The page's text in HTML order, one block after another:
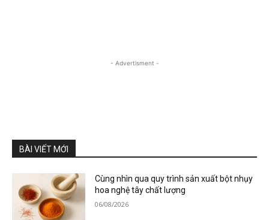
- Advertisment -
BÀI VIẾT MỚI
Cùng nhìn qua quy trình sản xuất bột nhụy
hoa nghệ tây chất lượng
06/08/2026